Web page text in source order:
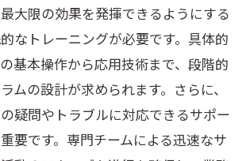
大限の効果を発揮できるようにする
なトレーニングが必要です。具体的
基本操作から応用技術まで、段階的
ムの設計が求められます。さらに、
疑問やトラブルに対応できるサポー
要です。専門チームによる迅速なサ